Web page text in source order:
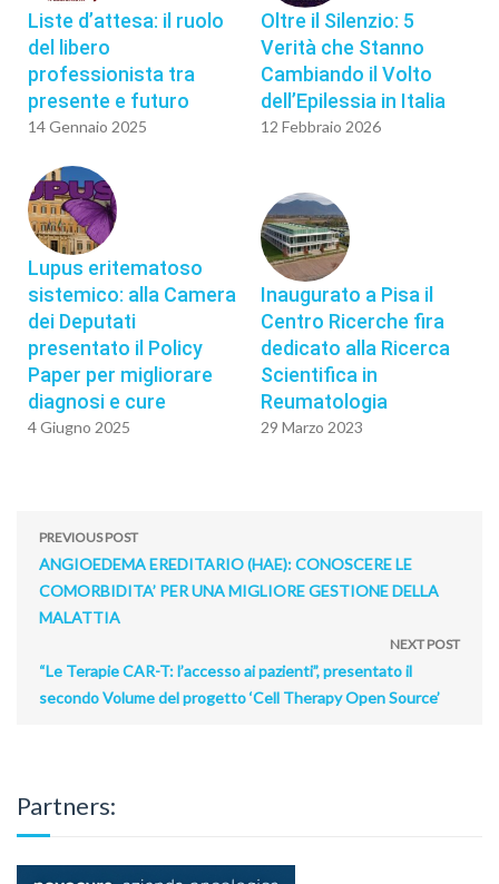
Liste d’attesa: il ruolo
del libero
professionista tra
presente e futuro
14 Gennaio 2025
Oltre il Silenzio: 5
Verità che Stanno
Cambiando il Volto
dell’Epilessia in Italia
12 Febbraio 2026
Lupus eritematoso
sistemico: alla Camera
dei Deputati
presentato il Policy
Paper per migliorare
diagnosi e cure
4 Giugno 2025
Inaugurato a Pisa il
Centro Ricerche fira
dedicato alla Ricerca
Scientifica in
Reumatologia
29 Marzo 2023
PREVIOUS POST
ANGIOEDEMA EREDITARIO (HAE): CONOSCERE LE
COMORBIDITA’ PER UNA MIGLIORE GESTIONE DELLA
MALATTIA
NEXT POST
“Le Terapie CAR-T: l’accesso ai pazienti”, presentato il
secondo Volume del progetto ‘Cell Therapy Open Source’
Partners: